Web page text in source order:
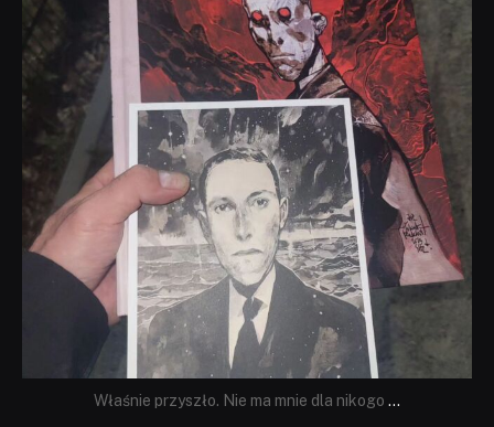
Właśnie przyszło. Nie ma mnie dla nikogo ...